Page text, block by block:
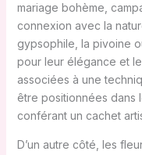
mariage bohème,
connexion avec la
gypsophile, la pivoine
pour leur élégance et
associées à une
être positionnées dans
conférant un cachet
D’un autre côté, les